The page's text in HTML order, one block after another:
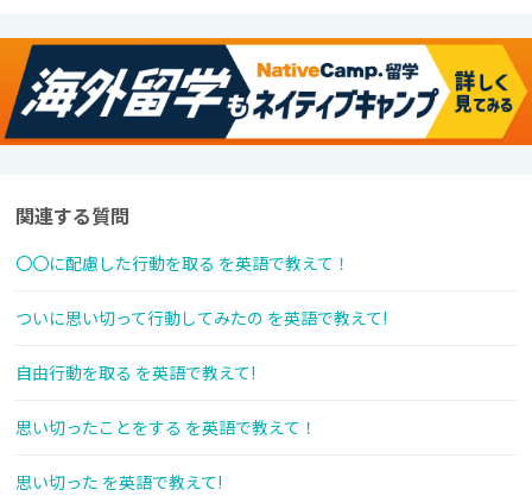
関連する質問
〇〇に配慮した行動を取る を英語で教えて！
ついに思い切って行動してみたの を英語で教えて!
自由行動を取る を英語で教えて!
思い切ったことをする を英語で教えて！
思い切った を英語で教えて!